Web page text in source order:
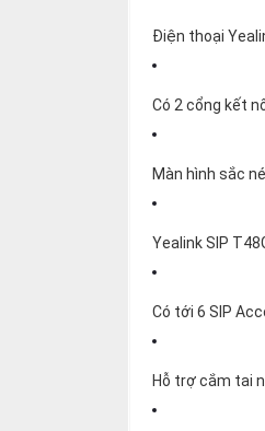
Điện thoại
Có 2 cổng kết
Màn hình sắc
Yealink SIP
Có tới 6 SIP
Hỗ trợ cắm tai